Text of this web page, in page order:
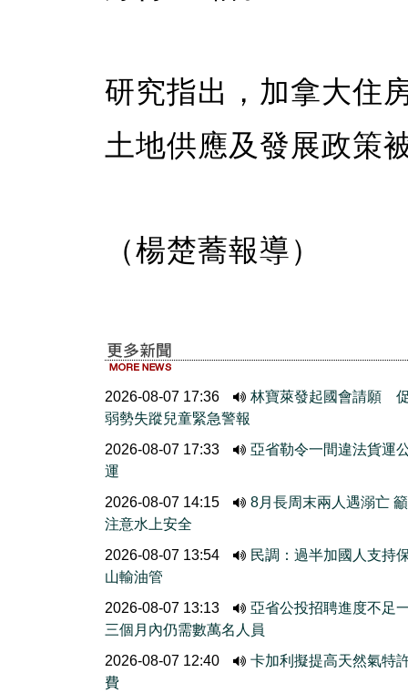
研究指出，加拿大住
土地供應及發展政策
（楊楚蕎報導）
2026-08-07 17:36
林寶萊發起國會請願
弱勢失蹤兒童緊急警報
2026-08-07 17:33
亞省勒令一間違法貨運
運
2026-08-07 14:15
8月長周末兩人遇溺亡
注意水上安全
2026-08-07 13:54
民調：過半加國人支持
山輸油管
2026-08-07 13:13
亞省公投招聘進度不
三個月內仍需數萬名人員
2026-08-07 12:40
卡加利擬提高天然氣特
費